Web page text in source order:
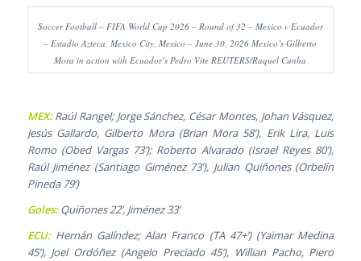
Soccer Football – FIFA World Cup 2026 – Round of 32 – Mexico v Ecuador
– Estadio Azteca, Mexico City, Mexico – June 30, 2026 Mexico’s Gilberto
Mora in action with Ecuador’s Pedro Vite REUTERS/Raquel Cunha
MEX:Raúl Rangel; Jorge Sánchez, César Montes, Johan Vásquez,
Jesús Gallardo, Gilberto Mora (Brian Mora 58’), Erik Lira, Luis
Romo (Obed Vargas 73’); Roberto Alvarado (Israel Reyes 80’),
Raúl Jiménez (Santiago Giménez 73’), Julian Quiñones (Orbelín
Pineda 79’)
Goles:Quiñones 22’, Jiménez 33’
ECU:Hernán Galíndez; Alan Franco (TA 47+’) (Yaimar Medina
45’), Joel Ordóñez (Angelo Preciado 45’), Willian Pacho, Piero